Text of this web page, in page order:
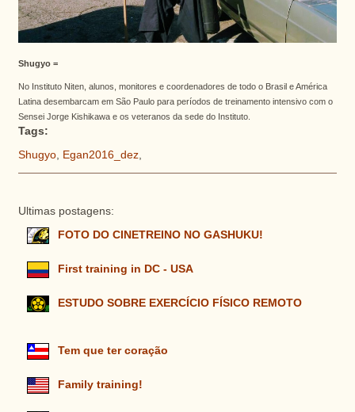
Shugyo =
No Instituto Niten, alunos, monitores e coordenadores de todo o Brasil e América
Latina desembarcam em São Paulo para períodos de treinamento intensivo com o
Sensei Jorge Kishikawa e os veteranos da sede do Instituto.
Tags:
Shugyo, Egan2016_dez,
Ultimas postagens:
FOTO DO CINETREINO NO GASHUKU!
First training in DC - USA
ESTUDO SOBRE EXERCÍCIO FÍSICO REMOTO
Tem que ter coração
Family training!